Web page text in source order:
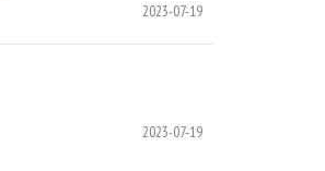
2023-07-19
2023-07-19